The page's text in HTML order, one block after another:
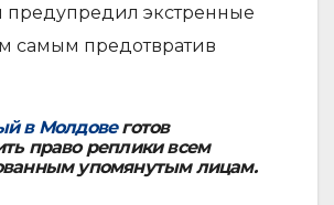
экстренные
самым предотвратив
в Молдовеготов
право реплики всем
упомянутым лицам.